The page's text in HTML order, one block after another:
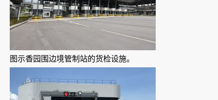
图示香园围边境管制站的货检设施。